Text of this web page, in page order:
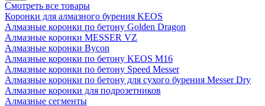
Смотреть все товары
Коронки для алмазного бурения KEOS
Алмазные коронки по бетону Golden Dragon
Алмазные коронки MESSER VZ
Алмазные коронки Bycon
Алмазные коронки по бетону KEOS M16
Алмазные коронки по бетону Speed Messer
Алмазные коронки по бетону для сухого бурения Messer Dry
Алмазные коронки для подрозетников
Алмазные сегменты